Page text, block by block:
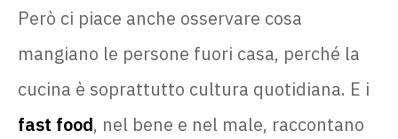
Però ci piace anche osservare cosa
mangiano le persone fuori casa, perché la
cucina è soprattutto cultura quotidiana. E i
fast food, nel bene e nel male, raccontano